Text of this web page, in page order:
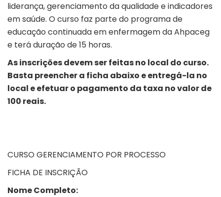
liderança, gerenciamento da qualidade e indicadores
em saúde. O curso faz parte do programa de
educação continuada em enfermagem da Ahpaceg
e terá duração de 15 horas.
As inscrições devem ser feitas no local do curso.
Basta preencher a ficha abaixo e entregá-la no
local e efetuar o pagamento da taxa no valor de
100 reais.
CURSO GERENCIAMENTO POR PROCESSO
FICHA DE INSCRIÇÃO
Nome Completo: